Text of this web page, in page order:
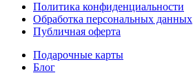
Политика конфиденциальности
Обработка персональных данных
Публичная оферта
Подарочные карты
Блог